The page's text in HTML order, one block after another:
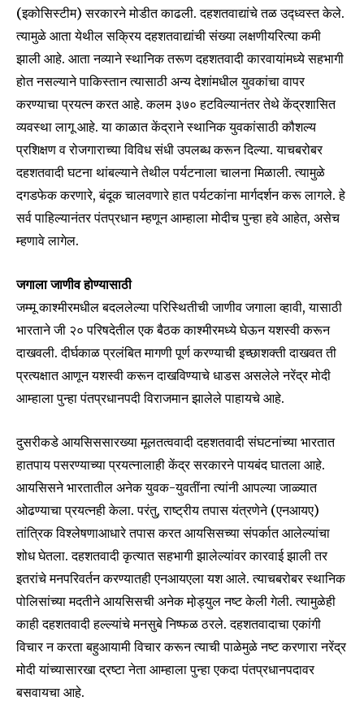
(इकोसिस्टीम) सरकारने मोडीत काढली. दहशतवाद्यांचे तळ उद्ध्वस्त केले.
त्यामुळे आता येथील सक्रिय दहशतवाद्यांची संख्या लक्षणीयरित्या कमी
झाली आहे. आता नव्याने स्थानिक तरूण दहशतवादी कारवायांमध्ये सहभागी
होत नसल्याने पाकिस्तान त्यासाठी अन्य देशांमधील युवकांचा वापर
करण्याचा प्रयत्न करत आहे. कलम ३७० हटविल्यानंतर तेथे केंद्रशासित
व्यवस्था लागू आहे. या काळात केंद्राने स्थानिक युवकांसाठी कौशल्य
प्रशिक्षण व रोजगाराच्या विविध संधी उपलब्ध करून दिल्या. याचबरोबर
दहशतवादी घटना थांबल्याने तेथील पर्यटनाला चालना मिळाली. त्यामुळे
दगडफेक करणारे, बंदूक चालवणारे हात पर्यटकांना मार्गदर्शन करू लागले. हे
सर्व पाहिल्यानंतर पंतप्रधान म्हणून आम्हाला मोदीच पुन्हा हवे आहेत, असेच
म्हणावे लागेल.
जगाला जाणीव होण्यासाठी
जम्मू काश्मीरमधील बदललेल्या परिस्थितीची जाणीव जगाला व्हावी, यासाठी
भारताने जी २० परिषदेतील एक बैठक काश्मीरमध्ये घेऊन यशस्वी करून
दाखवली. दीर्घकाळ प्रलंबित मागणी पूर्ण करण्याची इच्छाशक्ती दाखवत ती
प्रत्यक्षात आणून यशस्वी करून दाखविण्याचे धाडस असलेले नरेंद्र मोदी
आम्हाला पुन्हा पंतप्रधानपदी विराजमान झालेले पाहायचे आहे.
दुसरीकडे आयसिससारख्या मूलतत्ववादी दहशतवादी संघटनांच्या भारतात
हातपाय पसरण्याच्या प्रयत्नालाही केंद्र सरकारने पायबंद घातला आहे.
आयसिसने भारतातील अनेक युवक-युवतींना त्यांनी आपल्या जाळ्यात
ओढण्याचा प्रयत्नही केला. परंतु, राष्ट्रीय तपास यंत्रणेने (एनआयए)
तांत्रिक विश्लेषणाआधारे तपास करत आयसिसच्या संपर्कात आलेल्यांचा
शोध घेतला. दहशतवादी कृत्यात सहभागी झालेल्यांवर कारवाई झाली तर
इतरांचे मनपरिवर्तन करण्यातही एनआयएला यश आले. त्याचबरोबर स्थानिक
पोलिसांच्या मदतीने आयसिसची अनेक मो़ड्युल नष्ट केली गेली. त्यामुळेही
काही दहशतवादी हल्ल्यांचे मनसुबे निष्फळ ठरले. दहशतवादाचा एकांगी
विचार न करता बहुआयामी विचार करून त्याची पाळेमुळे नष्ट करणारा नरेंद्र
मोदी यांच्यासारखा द्रष्टा नेता आम्हाला पुन्हा एकदा पंतप्रधानपदावर
बसवायचा आहे.